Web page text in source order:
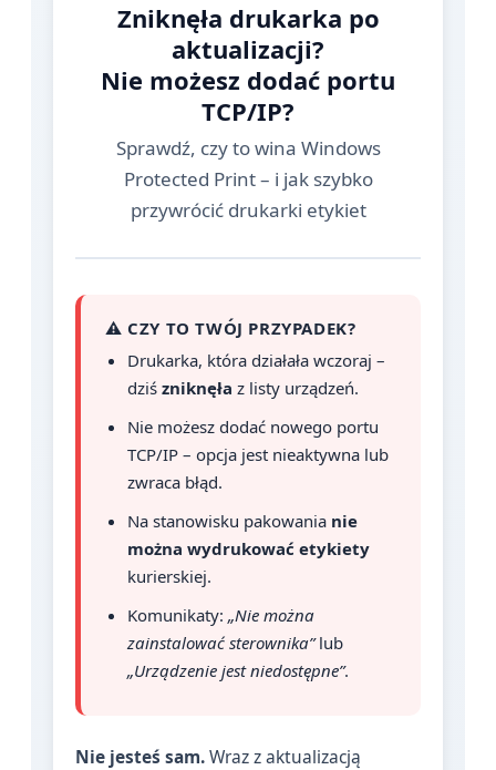
Zniknęła drukarka po
aktualizacji?
Nie możesz dodać portu
TCP/IP?
Sprawdź, czy to wina Windows
Protected Print – i jak szybko
przywrócić drukarki etykiet
⚠️ CZY TO TWÓJ PRZYPADEK?
Drukarka, która działała wczoraj –
dziś zniknęła z listy urządzeń.
Nie możesz dodać nowego portu
TCP/IP – opcja jest nieaktywna lub
zwraca błąd.
Na stanowisku pakowania nie
można wydrukować etykiety
kurierskiej.
Komunikaty: „Nie można
zainstalować sterownika”lub
„Urządzenie jest niedostępne”.
Nie jesteś sam.Wraz z aktualizacją